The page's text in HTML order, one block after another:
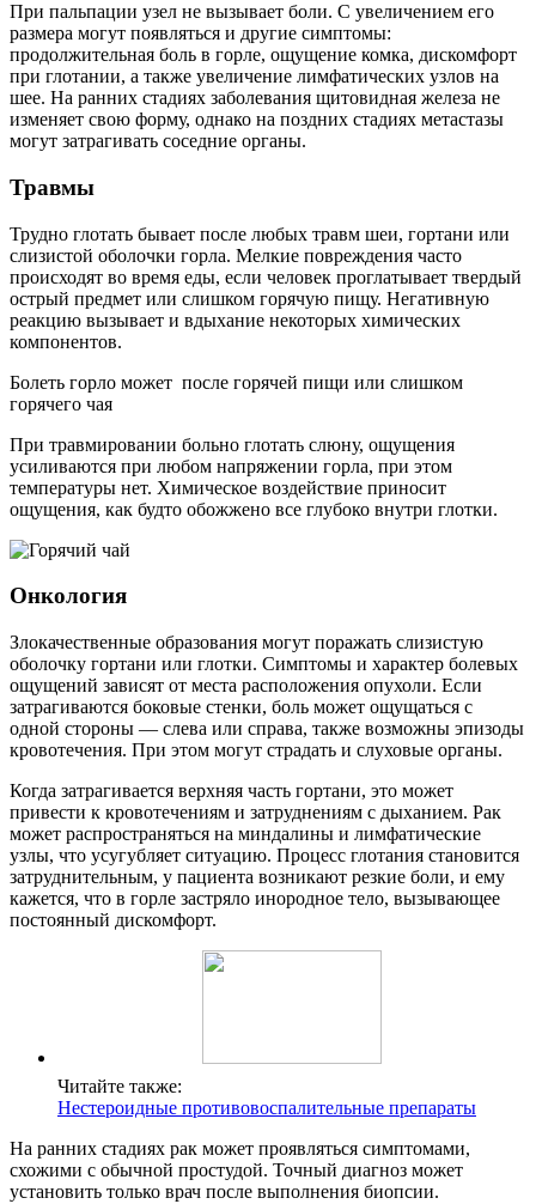
При пальпации узел не вызывает боли. С увеличением его
размера могут появляться и другие симптомы:
продолжительная боль в горле, ощущение комка, дискомфорт
при глотании, а также увеличение лимфатических узлов на
шее. На ранних стадиях заболевания щитовидная железа не
изменяет свою форму, однако на поздних стадиях метастазы
могут затрагивать соседние органы.
Травмы
Трудно глотать бывает после любых травм шеи, гортани или
слизистой оболочки горла. Мелкие повреждения часто
происходят во время еды, если человек проглатывает твердый
острый предмет или слишком горячую пищу. Негативную
реакцию вызывает и вдыхание некоторых химических
компонентов.
Болеть горло может после горячей пищи или слишком
горячего чая
При травмировании больно глотать слюну, ощущения
усиливаются при любом напряжении горла, при этом
температуры нет. Химическое воздействие приносит
ощущения, как будто обожжено все глубоко внутри глотки.
Онкология
Злокачественные образования могут поражать слизистую
оболочку гортани или глотки. Симптомы и характер болевых
ощущений зависят от места расположения опухоли. Если
затрагиваются боковые стенки, боль может ощущаться с
одной стороны — слева или справа, также возможны эпизоды
кровотечения. При этом могут страдать и слуховые органы.
Когда затрагивается верхняя часть гортани, это может
привести к кровотечениям и затруднениям с дыханием. Рак
может распространяться на миндалины и лимфатические
узлы, что усугубляет ситуацию. Процесс глотания становится
затруднительным, у пациента возникают резкие боли, и ему
кажется, что в горле застряло инородное тело, вызывающее
постоянный дискомфорт.
Читайте также:
Нестероидные противовоспалительные препараты
На ранних стадиях рак может проявляться симптомами,
схожими с обычной простудой. Точный диагноз может
установить только врач после выполнения биопсии.